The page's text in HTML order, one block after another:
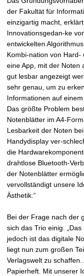
der Fakultät für
einzigartig macht,
Innovationsgedan-ke
entwickelten
Kombi-nation von
eine App, mit der Noten
gut lesbar angezeigt
sehr genau, um zu
Informationen auf
Das größte Problem
Notenblätter im A4-
Lesbarkeit der Noten
Handydisplay ver-
die
drahtlose Bluetooth-
der Notenblätter
vervollständigt unsere
Ästhetik.“
Bei der Frage nach der
sich das Trio einig.
jedoch ist das digitale
liegt nun zum großen
Verlagswelt zu
Papierheft. Mit unserer